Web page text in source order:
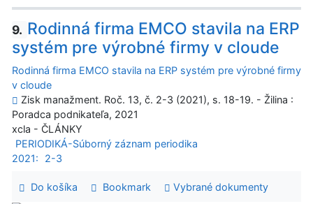
9. Rodinná firma EMCO stavila na ERP
systém pre výrobné firmy v cloude
Rodinná firma EMCO stavila na ERP systém pre výrobné firmy
v cloude
Zisk manažment. Roč. 13, č. 2-3 (2021), s. 18-19. - Žilina :
Poradca podnikateľa, 2021
xcla - ČLÁNKY
PERIODIKÁ-Súborný záznam periodika
2021:
2-3
Do košíka Bookmark Vybrané dokumenty